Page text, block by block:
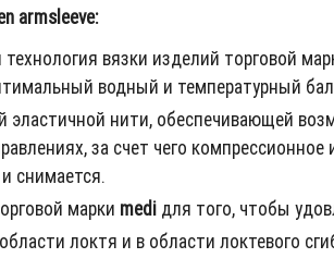
armsleeve:
вязки изделий торговой
водный и температурный
эластичной нити, обеспечивающей
за счет чего
снимается.
марки medi для того, чтобы
локтя и в области локтевого